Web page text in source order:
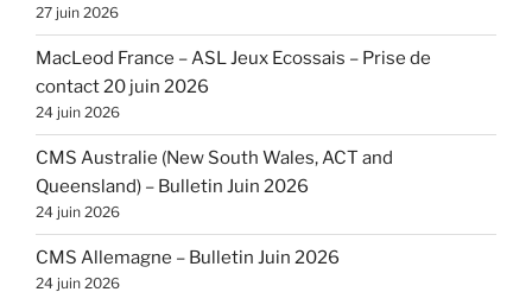
27 juin 2026
MacLeod France – ASL Jeux Ecossais – Prise de
contact 20 juin 2026
24 juin 2026
CMS Australie (New South Wales, ACT and
Queensland) – Bulletin Juin 2026
24 juin 2026
CMS Allemagne – Bulletin Juin 2026
24 juin 2026